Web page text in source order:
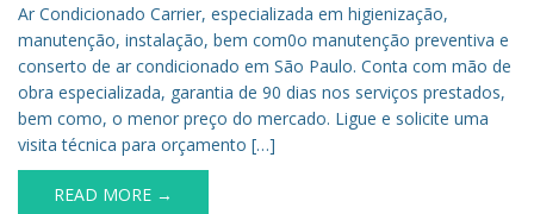
Ar Condicionado Carrier, especializada em higienização,
manutenção, instalação, bem com0o manutenção preventiva e
conserto de ar condicionado em São Paulo. Conta com mão de
obra especializada, garantia de 90 dias nos serviços prestados,
bem como, o menor preço do mercado. Ligue e solicite uma
visita técnica para orçamento […]
READ MORE →